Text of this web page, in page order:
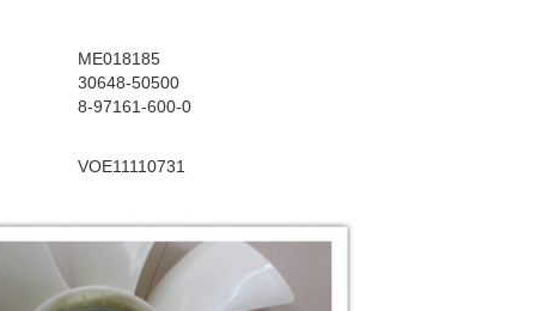
ME018185
30648-50500
8-97161-600-0
VOE11110731